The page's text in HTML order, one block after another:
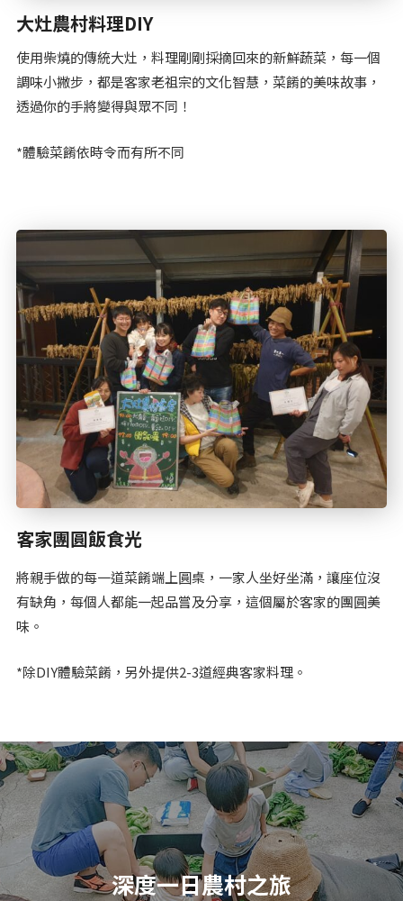
大灶農村料理DIY
使用柴燒的傳統大灶，料理剛剛採摘回來的新鮮蔬菜，每一個
調味小撇步，都是客家老祖宗的文化智慧，菜餚的美味故事，
透過你的手將變得與眾不同！
*體驗菜餚依時令而有所不同
客家團圓飯食光
將親手做的每一道菜餚端上圓桌，一家人坐好坐滿，讓座位沒
有缺角，每個人都能一起品嘗及分享，這個屬於客家的團圓美
味。
*除DIY體驗菜餚，另外提供2-3道經典客家料理。
深度一日農村之旅